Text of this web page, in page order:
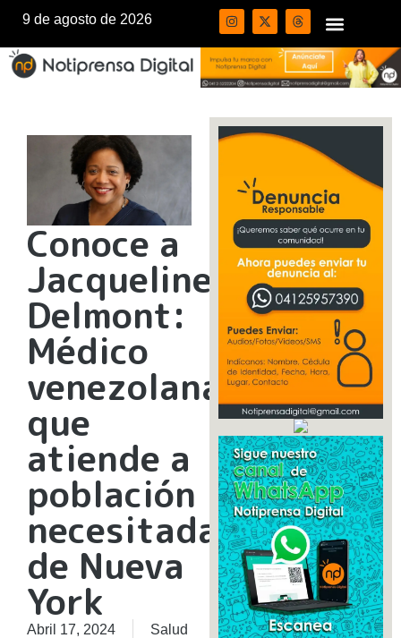
9 de agosto de 2026
Conoce a
Jacqueline
Delmont:
Médico
venezolana
que
atiende a
población
necesitada
de Nueva
York
Abril 17, 2024
Salud